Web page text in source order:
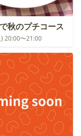
秋のプチコース
20:00〜21:00